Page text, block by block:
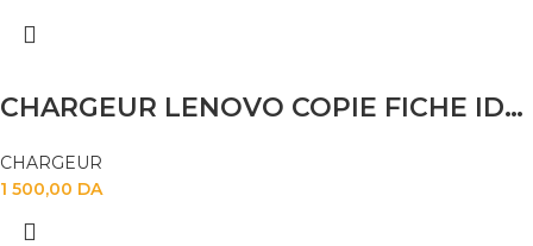
CHARGEUR LENOVO COPIE FICHE IDEAPAD 2.25
CHARGEUR
1 500,00 DA